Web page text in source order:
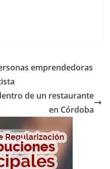
emprendedoras
de un restaurante
en Córdoba